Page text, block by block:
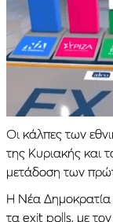
Οι κάλπες των
της Κυριακής και
μετάδοση των
Η Νέα Δημοκρατία
τα exit polls, με